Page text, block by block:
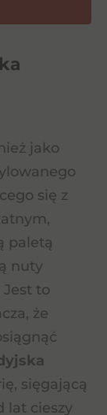
jako
się z
paletą
nuty
to
że
sięgającą
lat cieszy